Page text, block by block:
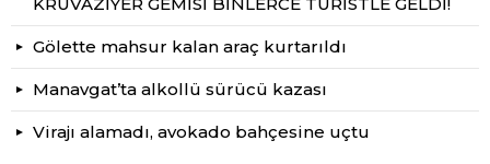
Gölette mahsur kalan araç kurtarıldı
Manavgat’ta alkollü sürücü kazası
Virajı alamadı, avokado bahçesine uçtu